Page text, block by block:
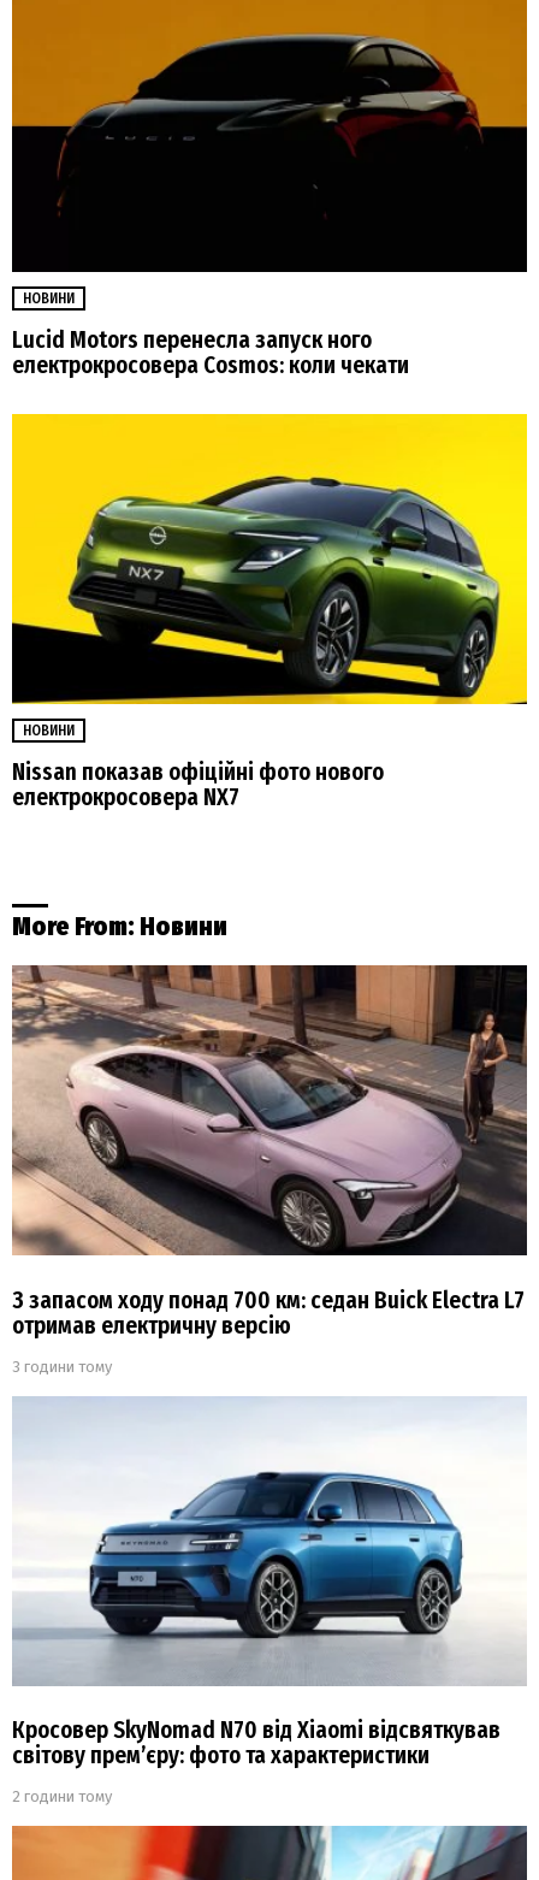
НОВИНИ
Lucid Motors перенесла запуск ного
електрокросовера Cosmos: коли чекати
НОВИНИ
Nissan показав офіційні фото нового
електрокросовера NX7
More From: Новини
З запасом ходу понад 700 км: седан Buick Electra L7
отримав електричну версію
3 години тому
Кросовер SkyNomad N70 від Xiaomi відсвяткував
світову прем’єру: фото та характеристики
2 години тому